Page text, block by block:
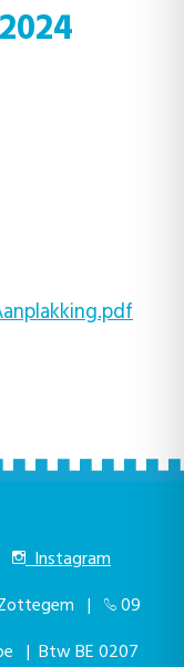
Instagram
|
09
| Btw BE 0207